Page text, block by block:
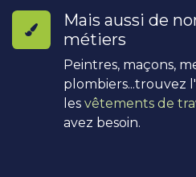
Mais aussi de
métiers
Peintres, maçons,
plombiers...trouvez
les vêtements de
avez besoin.